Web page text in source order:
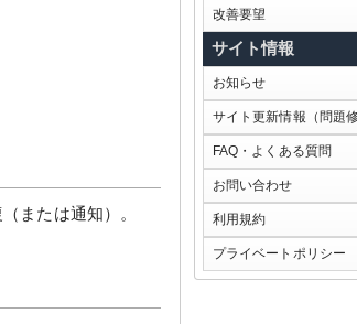
または通知）。
改善要望
サイト情報
お知らせ
サイト更新情報（問題
FAQ・よくある質問
お問い合わせ
利用規約
プライベートポリシー